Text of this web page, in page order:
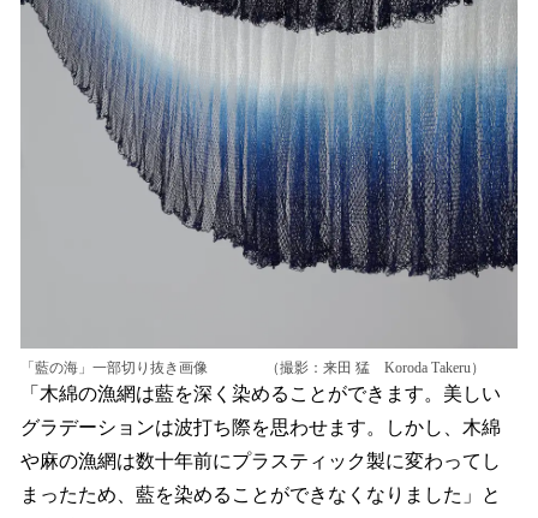
「藍の海」一部切り抜き画像 （撮影：来田 猛 Koroda Takeru）
「木綿の漁網は藍を深く染めることができます。美しい
グラデーションは波打ち際を思わせます。しかし、木綿
や麻の漁網は数十年前にプラスティック製に変わってし
まったため、藍を染めることができなくなりました」と